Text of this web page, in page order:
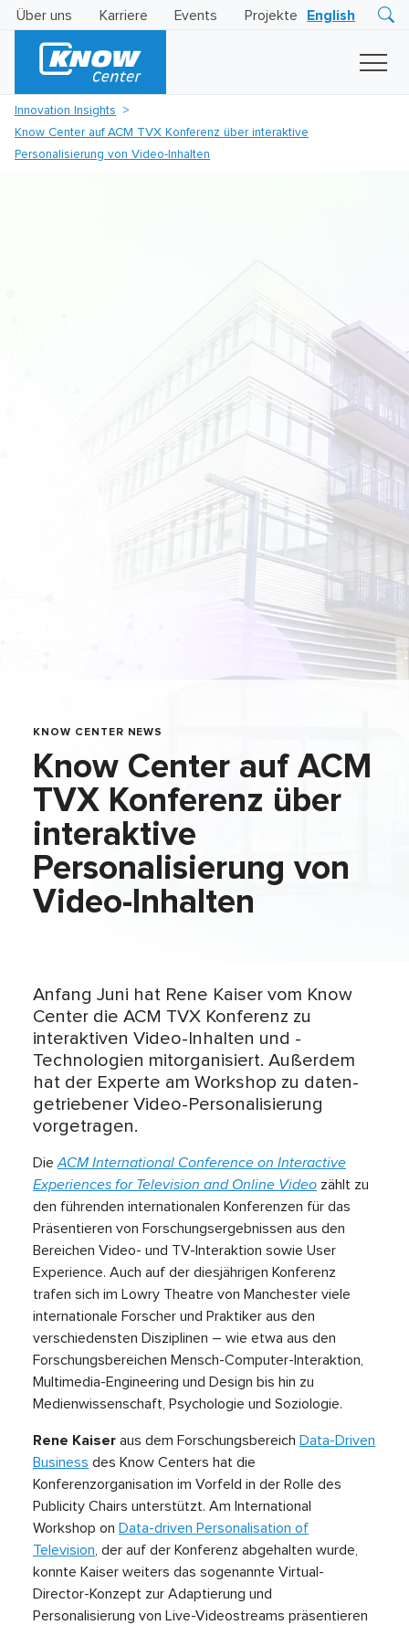
Über uns Karriere Events Projekte English
Business
Innovation Insights
Know Center auf ACM TVX Konferenz über interaktive
Personalisierung von Video-Inhalten
KNOW CENTER NEWS
Know Center auf ACM
TVX Konferenz über
interaktive
Personalisierung von
Video-Inhalten
Anfang Juni hat Rene Kaiser vom Know
Center die ACM TVX Konferenz zu
interaktiven Video-Inhalten und -
Technologien mitorganisiert. Außerdem
hat der Experte am Workshop zu daten-
getriebener Video-Personalisierung
vorgetragen.
Die ACM International Conference on Interactive
Experiences for Television and Online Video zählt zu
den führenden internationalen Konferenzen für das
Präsentieren von Forschungsergebnissen aus den
Bereichen Video- und TV-Interaktion sowie User
Experience. Auch auf der diesjährigen Konferenz
trafen sich im Lowry Theatre von Manchester viele
internationale Forscher und Praktiker aus den
verschiedensten Disziplinen – wie etwa aus den
Forschungsbereichen Mensch-Computer-Interaktion,
Multimedia-Engineering und Design bis hin zu
Medienwissenschaft, Psychologie und Soziologie.
Rene Kaiser aus dem Forschungsbereich Data-Driven
Business des Know Centers hat die
Konferenzorganisation im Vorfeld in der Rolle des
Publicity Chairs unterstützt. Am International
Workshop on Data-driven Personalisation of
Television , der auf der Konferenz abgehalten wurde,
konnte Kaiser weiters das sogenannte Virtual-
Director-Konzept zur Adaptierung und
Personalisierung von Live-Videostreams präsentieren